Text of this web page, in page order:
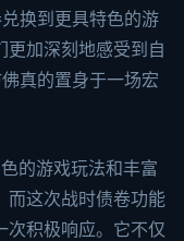
换到更具特色的游
更加深刻地感受到自
真的置身于一场宏
的游戏玩法和丰富
而这次战时债卷功能
次积极响应。它不仅